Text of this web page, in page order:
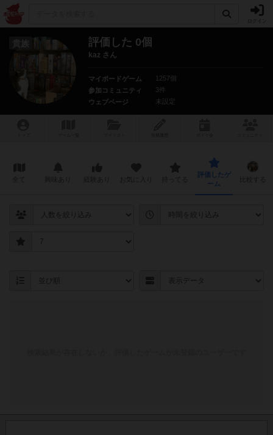
評価した 0個
kaz さん
マイボードゲーム
1257個
参加コミュニティ
3件
ウェブページ
未設定
評価したゲ
ーム